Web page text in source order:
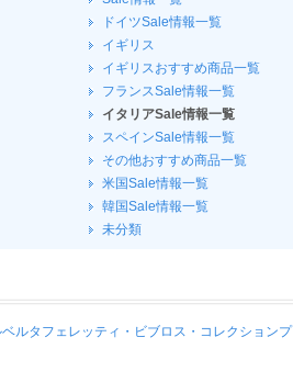
ドイツSale情報一覧
イギリス
イギリスおすすめ商品一覧
フランスSale情報一覧
イタリアSale情報一覧
スペインSale情報一覧
その他おすすめ商品一覧
米国Sale情報一覧
韓国Sale情報一覧
未分類
ルタフェレッティ・ビブロス・コレクションプ